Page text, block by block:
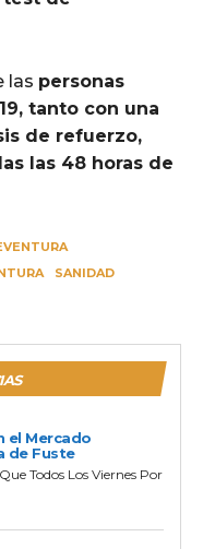
las personas
tanto con una
de refuerzo,
las 48 horas de
SANIDAD
el Mercado
de Fuste
Todos Los Viernes Por